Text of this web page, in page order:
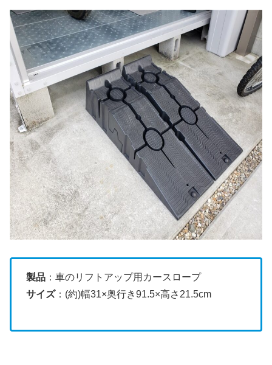
製品 ：車のリフトアップ用カースロープ
サイズ：(約)幅31×奥行き91.5×高さ21.5cm